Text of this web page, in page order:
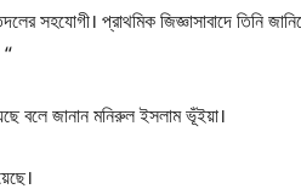
সহযোগী। প্রাথমিক জিজ্ঞাসাবাদে তিনি
বলে জানান মনিরুল ইসলাম ভূঁইয়া।